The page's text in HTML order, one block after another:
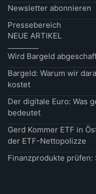
Newsletter abonnieren
Pressebereich
NEUE ARTIKEL
Wird Bargeld
Bargeld: Warum wir
kostet
Der digitale Euro: Was
bedeutet
Gerd Kommer ETF in
der ETF-Nettopolizze
Finanzprodukte